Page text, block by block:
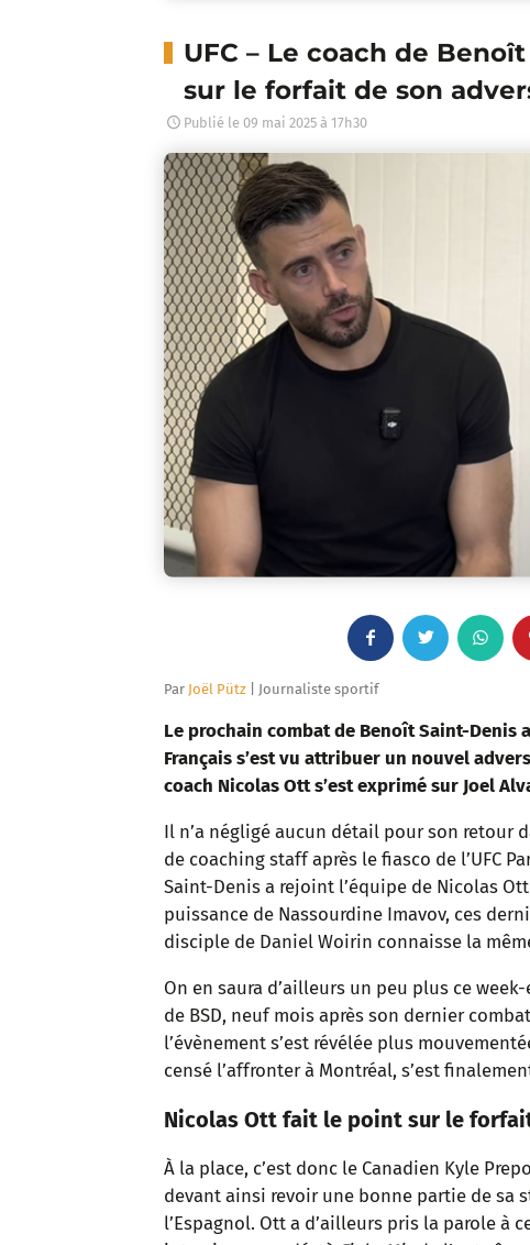
UFC – Le coach de
sur le forfait de son
Publié le 09 mai 2025 à 17h30
c
o
o
i
e
r
W
a
t
a
p
Par Joël Pütz | Journaliste sportif
Le prochain combat de Benoît Saint-
Français s’est vu attribuer un nouvel
coach Nicolas Ott s’est exprimé sur Joel
Il n’a négligé aucun détail pour son retour
de coaching staff après le fiasco de l’UFC
Saint-Denis a rejoint l’équipe de Nicolas
puissance de Nassourdine Imavov, ces
disciple de Daniel Woirin connaisse la
On en saura d’ailleurs un peu plus ce
de BSD, neuf mois après son dernier
l’évènement s’est révélée plus
censé l’affronter à Montréal, s’est
Nicolas Ott fait le point sur le forfait
À la place, c’est donc le Canadien Kyle
devant ainsi revoir une bonne partie de sa
l’Espagnol. Ott a d’ailleurs pris la parole à